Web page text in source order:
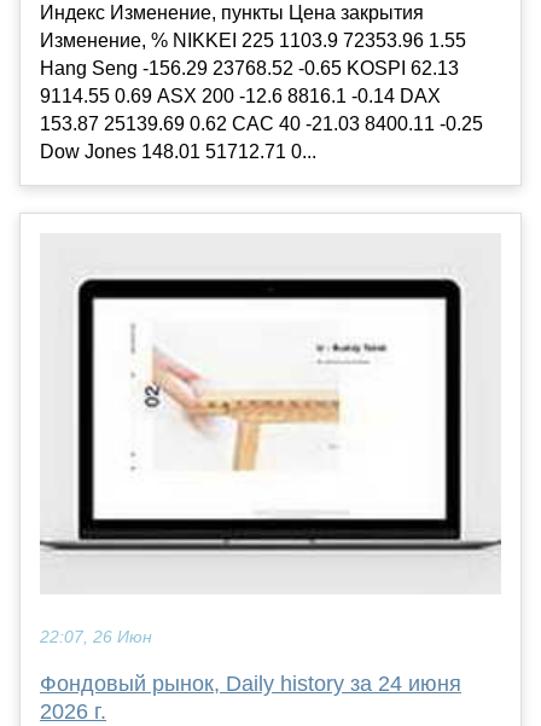
Индекс Изменение, пункты Цена закрытия
Изменение, % NIKKEI 225 1103.9 72353.96 1.55
Hang Seng -156.29 23768.52 -0.65 KOSPI 62.13
9114.55 0.69 ASX 200 -12.6 8816.1 -0.14 DAX
153.87 25139.69 0.62 CAC 40 -21.03 8400.11 -0.25
Dow Jones 148.01 51712.71 0...
22:07, 26 Июн
Фондовый рынок, Daily history за 24 июня
2026 г.